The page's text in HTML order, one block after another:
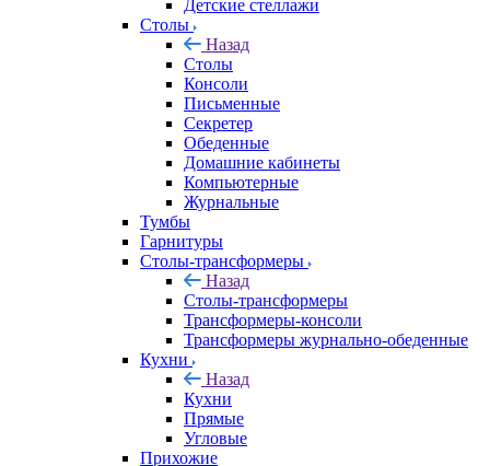
Детские стеллажи
Столы
Назад
Столы
Консоли
Письменные
Секретер
Обеденные
Домашние кабинеты
Компьютерные
Журнальные
Тумбы
Гарнитуры
Столы-трансформеры
Назад
Столы-трансформеры
Трансформеры-консоли
Трансформеры журнально-обеденные
Кухни
Назад
Кухни
Прямые
Угловые
Прихожие